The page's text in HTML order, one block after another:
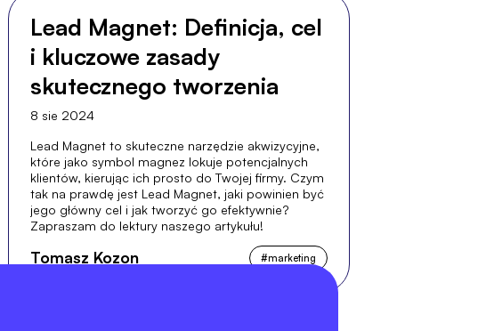
Lead Magnet: Definicja, cel
i kluczowe zasady
skutecznego tworzenia
8 sie 2024
Lead Magnet to skuteczne narzędzie akwizycyjne,
które jako symbol magnez lokuje potencjalnych
klientów, kierując ich prosto do Twojej firmy. Czym
tak na prawdę jest Lead Magnet, jaki powinien być
jego główny cel i jak tworzyć go efektywnie?
Zapraszam do lektury naszego artykułu!
Tomasz Kozon #marketing